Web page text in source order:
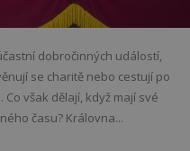
dobročinných událostí,
se charitě nebo cestují po
však dělají, když mají své
času? Královna...